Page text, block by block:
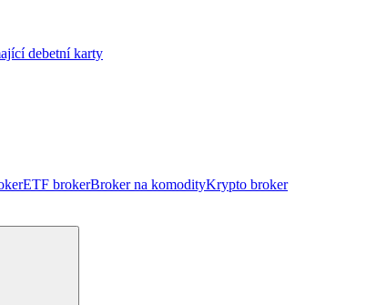
debetní karty
ETF brokerBroker na komodityKrypto broker